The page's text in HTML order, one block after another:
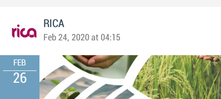
RICA
Feb 24, 2020 at 04:15
FEB
26